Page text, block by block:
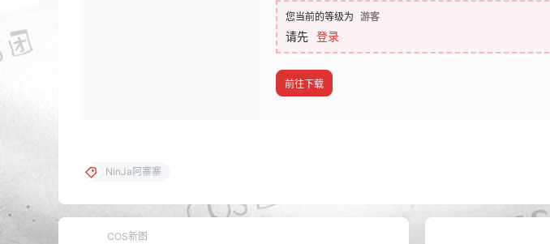
您当前的等级为 游客
请先 登录
前往下载
NinJa阿寨寨
COS新图